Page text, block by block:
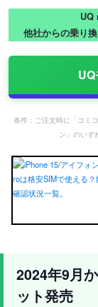
UQ
他社からの乗り
条件：ご注文時に「コミ
ン」のいず
2024年9月
ット発売